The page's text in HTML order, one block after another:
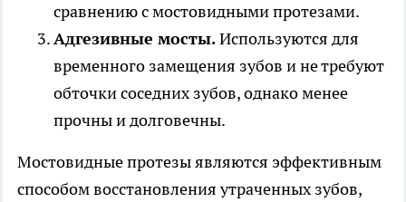
сравнению с мостовидными протезами.
Адгезивные мосты.Используются для
временного замещения зубов и не требуют
обточки соседних зубов, однако менее
прочны и долговечны.
Мостовидные протезы являются эффективным
способом восстановления утраченных зубов,